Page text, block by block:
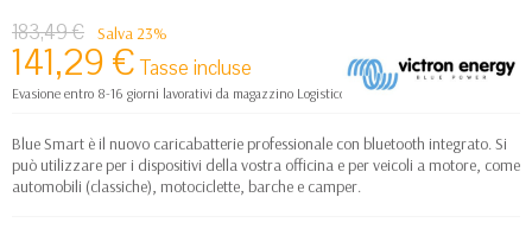
183,49 € Salva 23%
141,29 € Tasse incluse
Evasione entro 8-16 giorni lavorativi da magazzino Logistico Europa
Blue Smart è il nuovo caricabatterie professionale con bluetooth integrato. Si
può utilizzare per i dispositivi della vostra officina e per veicoli a motore, come
automobili (classiche), motociclette, barche e camper.